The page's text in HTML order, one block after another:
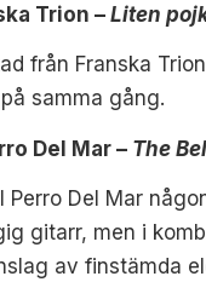
Trion – Liten
från Franska
samma gång.
Del Mar – The
Perro Del Mar
gitarr, men i
av finstämda